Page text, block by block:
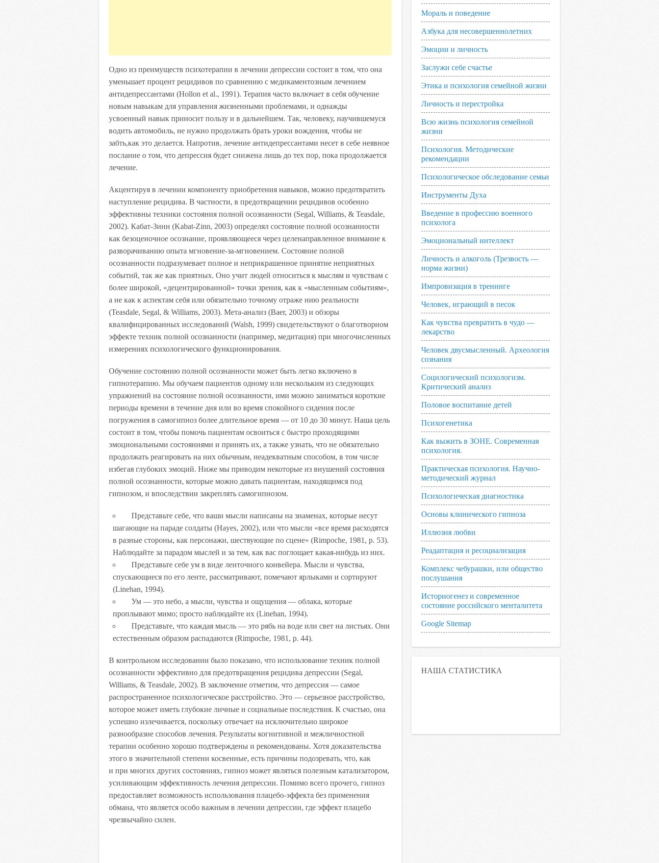
Одно из преимуществ психотерапии в лечении депрессии состоит в том, что она
уменьшает процент рецидивов по сравнению с медикаментозным лечением
антидепрессантами (Hollon et al., 1991). Терапия часто включает в себя обучение
новым навыкам для управления жизненными проблемами, и однажды
усвоенный навык приносит пользу и в дальнейшем. Так, человеку, научившемуся
водить автомобиль, не нужно продолжать брать уроки вождения, чтобы не
забть,как это делается. Напротив, лечение антидепрессантами несет в себе неявное
послание о том, что депрессия будет снижена лишь до тех пор, пока продолжается
лечение.
Акцентируя в лечении компоненту приобретения навыков, можно предотвратить
наступление рецидива. В частности, в предотвращении рецидивов особенно
эффективны техники состояния полной осознанности (Segal, Williams, & Teasdale,
2002). Кабат-Зинн (Kabat-Zinn, 2003) определял состояние полной осознанности
как безоценочное осознание, проявляющееся через целенаправленное внимание к
разворачиванию опыта мгновение-за-мгновением. Состояние полной
осознанности подразумевает полное и неприкрашенное принятие неприятных
событий, так же как приятных. Оно учит людей относиться к мыслям и чувствам с
более широкой, «децентрированной» точки зрения, как к «мысленным событиям»,
а не как к аспектам себя или обязательно точному отраже нию реальности
(Teasdale, Segal, & Williams, 2003). Мета-анализ (Baer, 2003) и обзоры
квалифицированных исследований (Walsh, 1999) свидетельствуют о благотворном
эффекте техник полной осознанности (например, медитация) при многочисленных
измерениях психологического функционирования.
Обучение состоянию полной осознанности может быть легко включено в
гипнотерапию. Мы обучаем пациентов одному или нескольким из следующих
упражнений на состояние полной осознанности, ими можно заниматься короткие
периоды времени в течение дня или во время спокойного сидения после
погружения в самогипноз более длительное время — от 10 до 30 минут. Наша цель
состоит в том, чтобы помочь пациентам освоиться с быстро проходящими
эмоциональными состояниями и принять их, а также узнать, что не обязательно
продолжать реагировать на них обычным, неадекватным способом, в том числе
избегая глубоких эмоций. Ниже мы приводим некоторые из внушений состояния
полной осознанности, которые можно давать пациентам, находящимся под
гипнозом, и впоследствии закреплять самогипнозом.
Представьте себе, что ваши мысли написаны на знаменах, которые несут
шагающие на параде солдаты (Hayes, 2002), или что мысли «все время расходятся
в разные стороны, как персонажи, шествующие по сцене» (Rimpoche, 1981, р. 53).
Наблюдайте за парадом мыслей и за тем, как вас поглощает какая-нибудь из них.
Представьте себе ум в виде ленточного конвейера. Мысли и чувства,
спускающиеся по его ленте, рассматривают, помечают ярлыками и сортируют
(Linehan, 1994).
Ум — это небо, а мысли, чувства и ощущения — облака, которые
проплывают мимо; просто наблюдайте их (Linehan, 1994).
Представьте, что каждая мысль — это рябь на воде или свет на листьях. Они
естественным образом распадаются (Rimpoche, 1981, р. 44).
В контрольном исследовании было показано, что использование техник полной
осознанности эффективно для предотвращения рецидива депрессии (Segal,
Williams, & Teasdale, 2002). В заключение отметим, что депрессия — самое
распространенное психологическое расстройство. Это — серьезное расстройство,
которое может иметь глубокие личные и социальные последствия. К счастью, она
успешно излечивается, поскольку отвечает на исключительно широкое
разнообразие способов лечения. Результаты когнитивной и межличностной
терапии особенно хорошо подтверждены и рекомендованы. Хотя доказательства
этого в значительной степени косвенные, есть причины подозревать, что, как
и при многих других состояниях, гипноз может являться полезным катализатором,
усиливающим эффективность лечения депрессии. Помимо всего прочего, гипноз
предоставляет возможность использования плацебо-эффекта без применения
обмана, что является особо важным в лечении депрессии, где эффект плацебо
чрезвычайно силен.
Мораль и поведение
Азбука для несовершеннолетних
Эмоции и личность
Заслужи себе счастье
Этика и психология семейной жизни
Личность и перестройка
Всю жизнь психология семейной
жизни
Психология. Методические
рекомендации
Психологическое обследование семьи
Инструменты Духа
Введение в профессию военного
психолога
Эмоциональный интеллект
Личность и алкоголь (Трезвость —
норма жизни)
Импровизация в тренинге
Человек, играющий в песок
Как чувства превратить в чудо —
лекарство
Человек двусмысленный. Археология
сознания
Социлогический психологизм.
Критический анализ
Половое воспитание детей
Психогенетика
Как выжить в ЗОНЕ. Современная
психология.
Практическая психология. Научно-
методический журнал
Психологическая диагностика
Основы клинического гипноза
Иллюзия любви
Реадаптация и ресоциализация
Комплекс чебурашки, или общество
послушания
Историогенез и современное
состояние российского менталитета
Google Sitemap
НАША СТАТИСТИКА